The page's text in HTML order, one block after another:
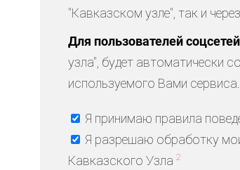
"Кавказском узле", так и
Для пользователей
узла", будет автоматически
используемого Вами сервиса.
Я принимаю правила
Я разрешаю обработку
Кавказского Узла 2